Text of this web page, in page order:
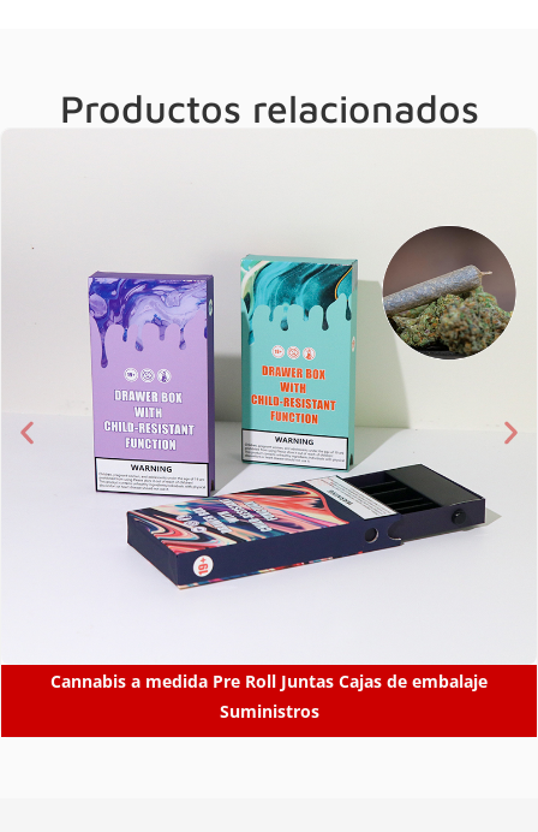
Productos relacionados
Cannabis a medida Pre Roll Juntas Cajas de embalaje
Suministros